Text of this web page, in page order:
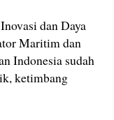
dan Daya
Maritim dan
Indonesia sudah
ketimbang